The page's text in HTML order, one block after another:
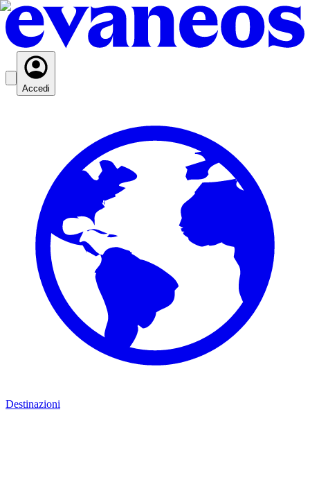
Accedi
Destinazioni